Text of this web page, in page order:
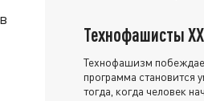
Технофашисты
Технофашизм
программа становится
тогда, когда человек